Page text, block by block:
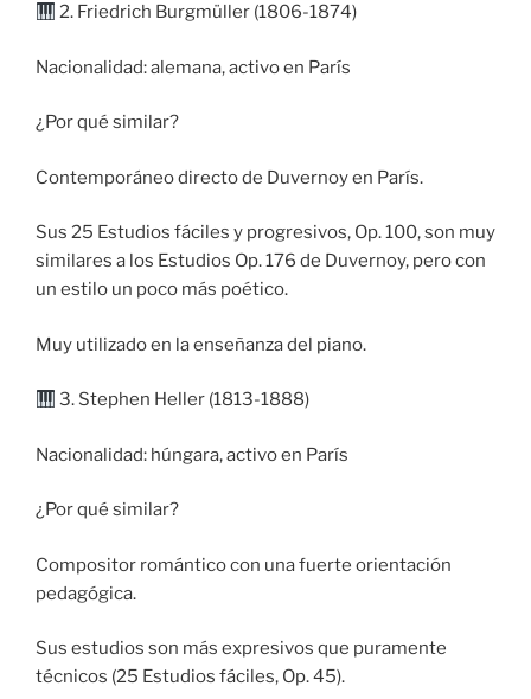
2. Friedrich Burgmüller (1806-1874)
Nacionalidad: alemana, activo en París
¿Por qué similar?
Contemporáneo directo de Duvernoy en París.
Sus 25 Estudios fáciles y progresivos, Op. 100, son muy
similares a los Estudios Op. 176 de Duvernoy, pero con
un estilo un poco más poético.
Muy utilizado en la enseñanza del piano.
3. Stephen Heller (1813-1888)
Nacionalidad: húngara, activo en París
¿Por qué similar?
Compositor romántico con una fuerte orientación
pedagógica.
Sus estudios son más expresivos que puramente
técnicos (25 Estudios fáciles, Op. 45).